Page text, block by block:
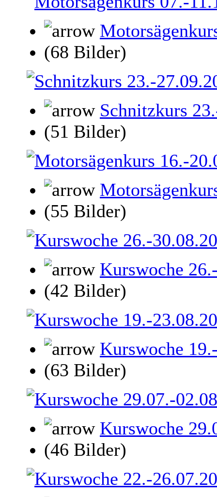
(68 Bilder)
Schnitzkurs
(51 Bilder)
(55 Bilder)
Kurswoche
(42 Bilder)
Kurswoche
(63 Bilder)
Kurswoche
(46 Bilder)